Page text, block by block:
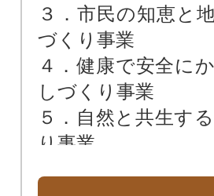
３．市民の知恵と
づくり事業
４．健康で安全に
しづくり事業
５．自然と共生す
り事業